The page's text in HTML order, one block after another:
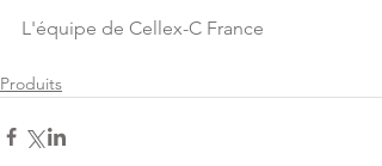
L'équipe de Cellex-C France
Produits